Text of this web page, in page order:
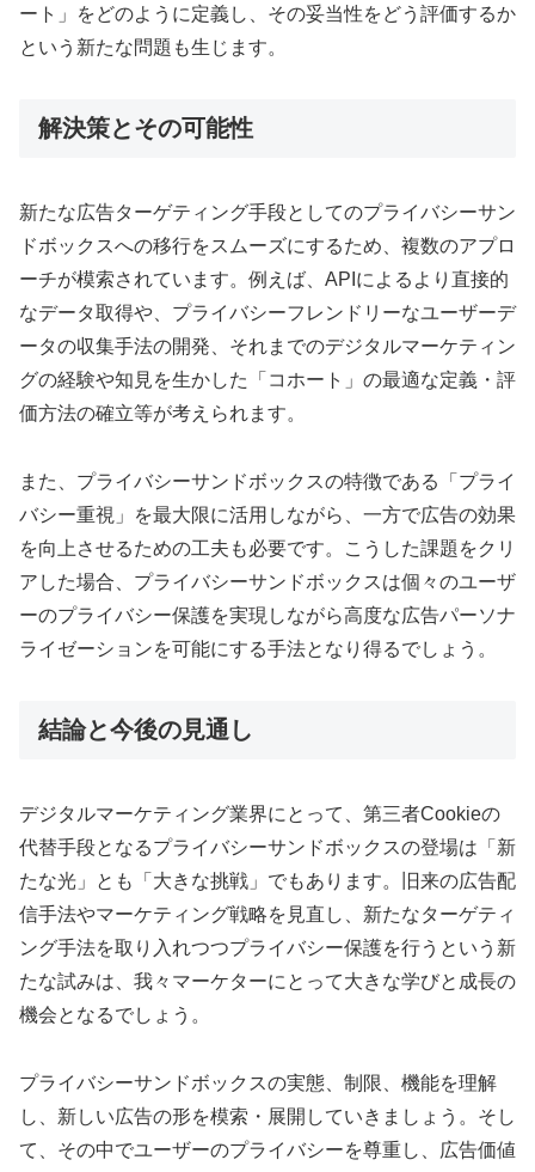
ート」をどのように定義し、その妥当性をどう評価するか
という新たな問題も生じます。
解決策とその可能性
新たな広告ターゲティング手段としてのプライバシーサン
ドボックスへの移行をスムーズにするため、複数のアプロ
ーチが模索されています。例えば、APIによるより直接的
なデータ取得や、プライバシーフレンドリーなユーザーデ
ータの収集手法の開発、それまでのデジタルマーケティン
グの経験や知見を生かした「コホート」の最適な定義・評
価方法の確立等が考えられます。
また、プライバシーサンドボックスの特徴である「プライ
バシー重視」を最大限に活用しながら、一方で広告の効果
を向上させるための工夫も必要です。こうした課題をクリ
アした場合、プライバシーサンドボックスは個々のユーザ
ーのプライバシー保護を実現しながら高度な広告パーソナ
ライゼーションを可能にする手法となり得るでしょう。
結論と今後の見通し
デジタルマーケティング業界にとって、第三者Cookieの
代替手段となるプライバシーサンドボックスの登場は「新
たな光」とも「大きな挑戦」でもあります。旧来の広告配
信手法やマーケティング戦略を見直し、新たなターゲティ
ング手法を取り入れつつプライバシー保護を行うという新
たな試みは、我々マーケターにとって大きな学びと成長の
機会となるでしょう。
プライバシーサンドボックスの実態、制限、機能を理解
し、新しい広告の形を模索・展開していきましょう。そし
て、その中でユーザーのプライバシーを尊重し、広告価値